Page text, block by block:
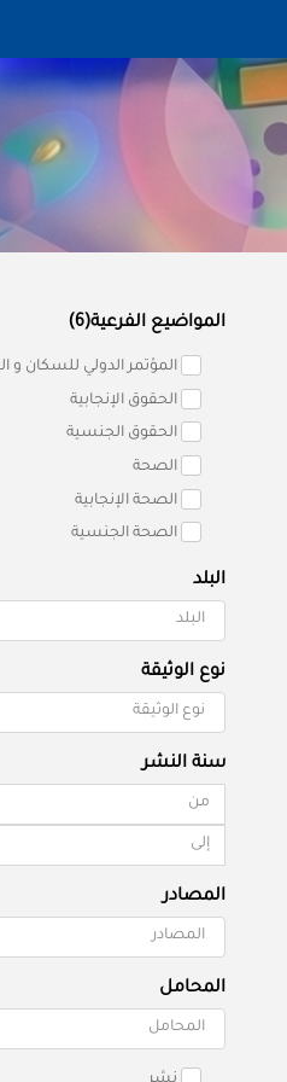
المواضيع الفرعية(6)
المؤتمر الدولي للسكان و
الحقوق الإنجابية
الحقوق الجنسية
الصحة
الصحة الإنجابية
الصحة الجنسية
البلد
نوع الوثيقة
سنة النشر
المصادر
المحامل